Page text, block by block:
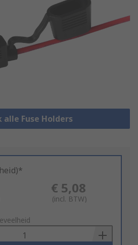
alle Fuse Holders
€ 5,08
(incl. BTW)